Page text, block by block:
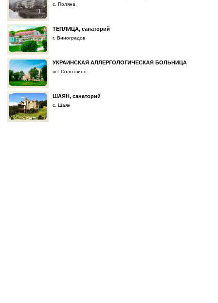
с. Поляна
ТЕПЛИЦА, санаторий
г. Виноградов
УКРАИНСКАЯ АЛЛЕРГОЛОГИЧЕСКАЯ БОЛЬНИЦА
пгт Солотвино
ШАЯН, санаторий
с. Шаян